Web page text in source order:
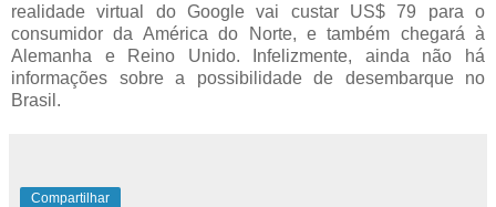
realidade virtual do Google vai custar US$ 79 para o
consumidor da América do Norte, e também chegará à
Alemanha e Reino Unido. Infelizmente, ainda não há
informações sobre a possibilidade de desembarque no
Brasil.
Compartilhar